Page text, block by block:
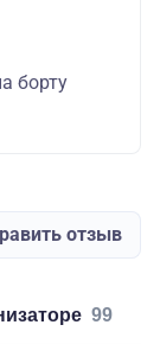
борту
отзыв
99